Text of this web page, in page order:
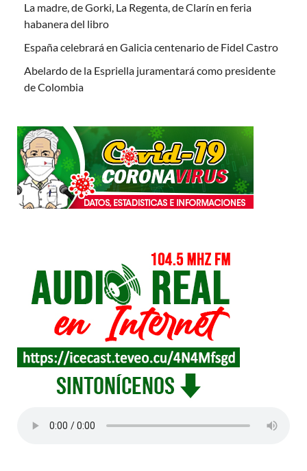
La madre, de Gorki, La Regenta, de Clarín en feria
habanera del libro
España celebrará en Galicia centenario de Fidel Castro
Abelardo de la Espriella juramentará como presidente
de Colombia